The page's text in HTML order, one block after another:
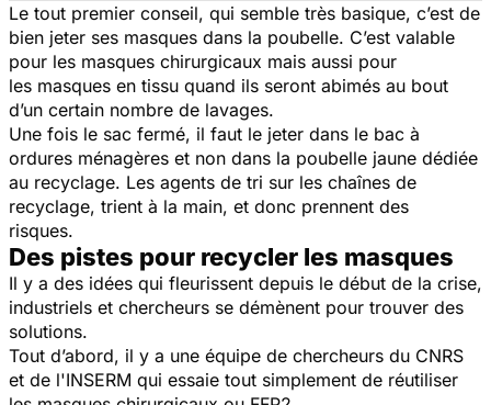
Le tout premier conseil, qui semble très basique, c’est de
bien jeter ses masques dans la poubelle. C’est valable
pour les masques chirurgicaux mais aussi pour
les masques en tissu quand ils seront abimés au bout
d’un certain nombre de lavages.
Une fois le sac fermé, il faut le jeter dans le bac à
ordures ménagères et non dans la poubelle jaune dédiée
au recyclage. Les agents de tri sur les chaînes de
recyclage, trient à la main, et donc prennent des
risques.
Des pistes pour recycler les masques
Il y a des idées qui fleurissent depuis le début de la crise,
industriels et chercheurs se démènent pour trouver des
solutions.
Tout d’abord, il y a une équipe de chercheurs du CNRS
et de l'INSERM qui essaie tout simplement de réutiliser